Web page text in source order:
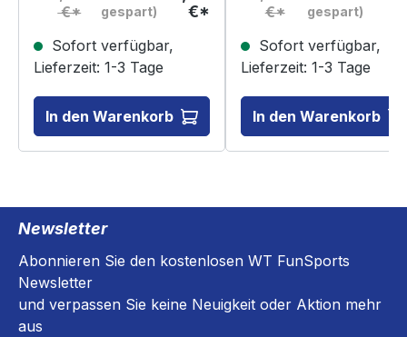
bleibt mit nunmehr 30 Jahren
Grundsatz, die beste
Fahrerbekleidung für diejenigen
leben. langlebiges Stretch-
Neopren YKK Reißverschluss
nahtlose Konstruktion für hohen
an Oberkörper, Brustbereich,
Rücken und Knie geringes
Beweglichkeit und Komfort
ACHTUNG: Der Anzug fällt relativ
Nummer größer.
€*
gespart)
€*
Sofort verfügbar,
Lieferzeit: 1-3 Tage
In den Warenkorb
Strand oder am Pool, sondern
Handtuch nach dem
Wassersport Auf einen Blick:
Gesticktes Logo Uni Größe
€*
gespart)
Sofort verfügbar,
Lieferzeit: 1-3 Tage
In den Warenkorb
Newsletter
Abonnieren Sie den kostenlosen WT FunSports
Newsletter
und verpassen Sie keine Neuigkeit oder Aktion mehr
aus